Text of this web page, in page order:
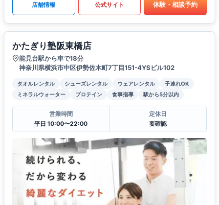
店舗情報 公式サイト 体験・相談予約
かたぎり塾阪東橋店
能見台駅から車で18分
神奈川県横浜市中区伊勢佐木町7丁目151-4YSビル102
タオルレンタル シューズレンタル ウェアレンタル
子連れOK
ミネラルウォーター
プロテイン 食事指導 駅から5分以内
営業時間
平日 10:00〜22:00
定休日
要確認